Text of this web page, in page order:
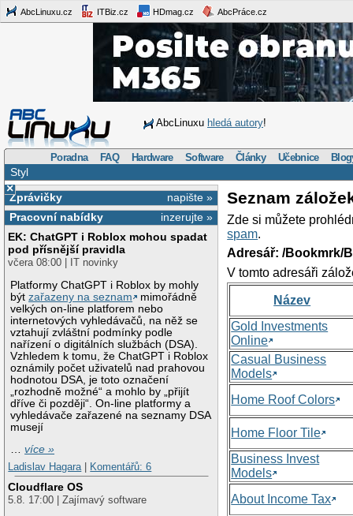
AbcLinuxu.cz ITBiz.cz HDmag.cz AbcPráce.cz
AbcLinuxu hledá autory!
Poradna FAQ Hardware Software Články Učebnice
Styl
×
napište »
Zprávičky
inzerujte »
Pracovní nabídky
EK: ChatGPT i Roblox mohou spadat
pod přísnější pravidla
včera 08:00 | IT novinky
Platformy ChatGPT i Roblox by mohly
býtzařazeny na seznam
mimořádně
velkých on-line platforem nebo
internetových vyhledávačů, na něž se
vztahují zvláštní podmínky podle
nařízení o digitálních službách (DSA).
Vzhledem k tomu, že ChatGPT i Roblox
oznámily počet uživatelů nad prahovou
hodnotou DSA, je toto označení
„rozhodně možné“ a mohlo by „přijít
dříve či později“. On-line platformy a
vyhledávače zařazené na seznamy DSA
musejí
…více »
Ladislav Hagara
Komentářů: 6
Cloudflare OS
5.8. 17:00 | Zajímavý software
Seznam
Zde si můžete
spam.
Adresář: /Bookmrk/
V tomto adresáři
Název
Gold Investments
Online
Casual Business
Models
Home Roof Colors
Home Floor Tile
Business Invest
Models
About Income Tax